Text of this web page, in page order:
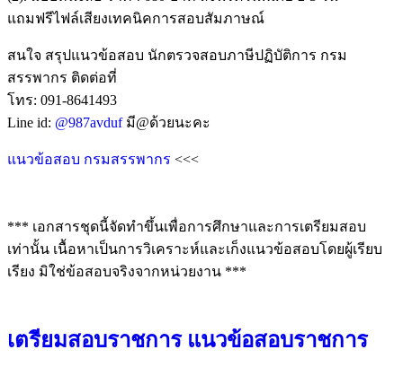
แถมฟรีไฟล์เสียงเทคนิคการสอบสัมภาษณ์
สนใจ สรุปแนวข้อสอบ นักตรวจสอบภาษีปฏิบัติการ กรม
สรรพากร ติดต่อที่
โทร: 091-8641493
Line id: @987avdufมี@ด้วยนะคะ
แนวข้อสอบ กรมสรรพากร <<<
*** เอกสารชุดนี้จัดทำขึ้นเพื่อการศึกษาและการเตรียมสอบ
เท่านั้น เนื้อหาเป็นการวิเคราะห์และเก็งแนวข้อสอบโดยผู้เรียบ
เรียง มิใช่ข้อสอบจริงจากหน่วยงาน ***
เตรียมสอบราชการ แนวข้อสอบราชการ